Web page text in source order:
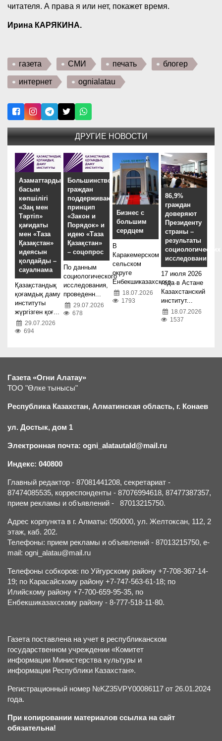
читателя. А права я или нет, покажет время.
Ирина КАРЯКИНА.
газета СМИ печать блогер
интернет ognialatau
ДРУГИЕ НОВОСТИ
Азаматтардың
басым
көпшілігі
«Заң мен
Тәртіп»
қағидаты
мен «Таза
Қазақстан»
идеясын
қолдайды –
сауалнама
Қазақстандық
қоғамдық даму
институты
жүргізген қоғ...
29.07.2026
694
Большинство
граждан
поддерживают
принцип
«Закон и
Порядок» и
идею «Таза
Қазақстан»
– соцопрос
По данным
социологического
исследования,
проведенн...
29.07.2026
678
Бизнес с
большим
сердцем
В
Каракемерском
сельском
округе
Енбекшиказахского...
18.07.2026
1793
86,9%
граждан
доверяют
Президенту
страны –
результаты
социологических
исследований
17 июля 2026
года в Астане
Казахстанский
институт...
18.07.2026
1537
Газета «Огни Алатау»
ТОО "Өлке тынысы"
Республика Казахстан, Алматинская область, г. Конаев
ул. Достык, дом 1
Электронная почта: ogni_alatautald@mail.ru
Индекс: 040800
Главный редактор - 87081441208, секретариат -
87474085535, корреспонденты - 87076994618, 87477387357,
прием рекламы и объявлений - 87013215750.
Адрес корпункта в г. Алматы: 050000, ул. Желтоксан, 112, 2
этаж, каб. 202.
Телефоны: прием рекламы и объявлений - 87013215750, e-
mail: ogni_alatau@mail.ru
Телефоны собкоров: по Уйгурскому району +7-708-367-14-
19; по Карасайскому району +7-747-563-61-18; по
Илийскому району +7-700-659-95-35, по
Енбекшиказахскому району - 8-777-518-11-80.
Газета поставлена на учет в республиканском
государственном учреждении «Комитет
информации Министерства культуры и
информации Республики Казахстан».
Регистрационный номер №KZ35VPY00086117 от 26.01.2024
года.
При копировании материалов ссылка на сайт
обязательна!